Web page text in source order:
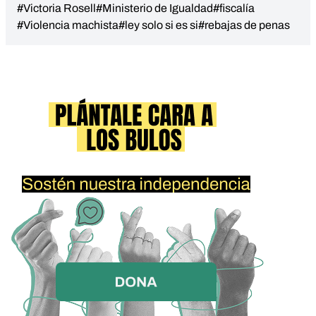
#Victoria Rosell#Ministerio de Igualdad#fiscalía
#Violencia machista#ley solo si es si#rebajas de penas